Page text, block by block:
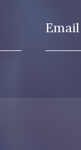
Email